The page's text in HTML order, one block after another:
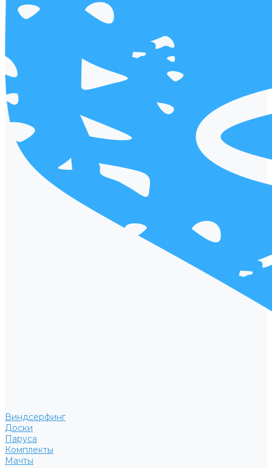
Виндсерфинг
Доски
Паруса
Комплекты
Мачты